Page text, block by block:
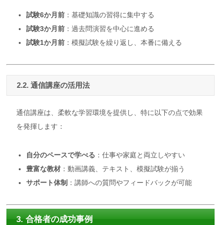
試験6か月前 ：基礎知識の習得に集中する
試験3か月前 ：過去問演習を中心に進める
試験1か月前 ：模擬試験を繰り返し、本番に備える
2.2. 通信講座の活用法
通信講座は、柔軟な学習環境を提供し、特に以下の点で効果
を発揮します：
自分のペースで学べる ：仕事や家庭と両立しやすい
豊富な教材 ：動画講義、テキスト、模擬試験が揃う
サポート体制 ：講師への質問やフィードバックが可能
3. 合格者の成功事例